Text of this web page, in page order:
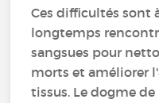
Ces difficultés sont
longtemps
sangsues pour
morts et améliorer
tissus. Le dogme